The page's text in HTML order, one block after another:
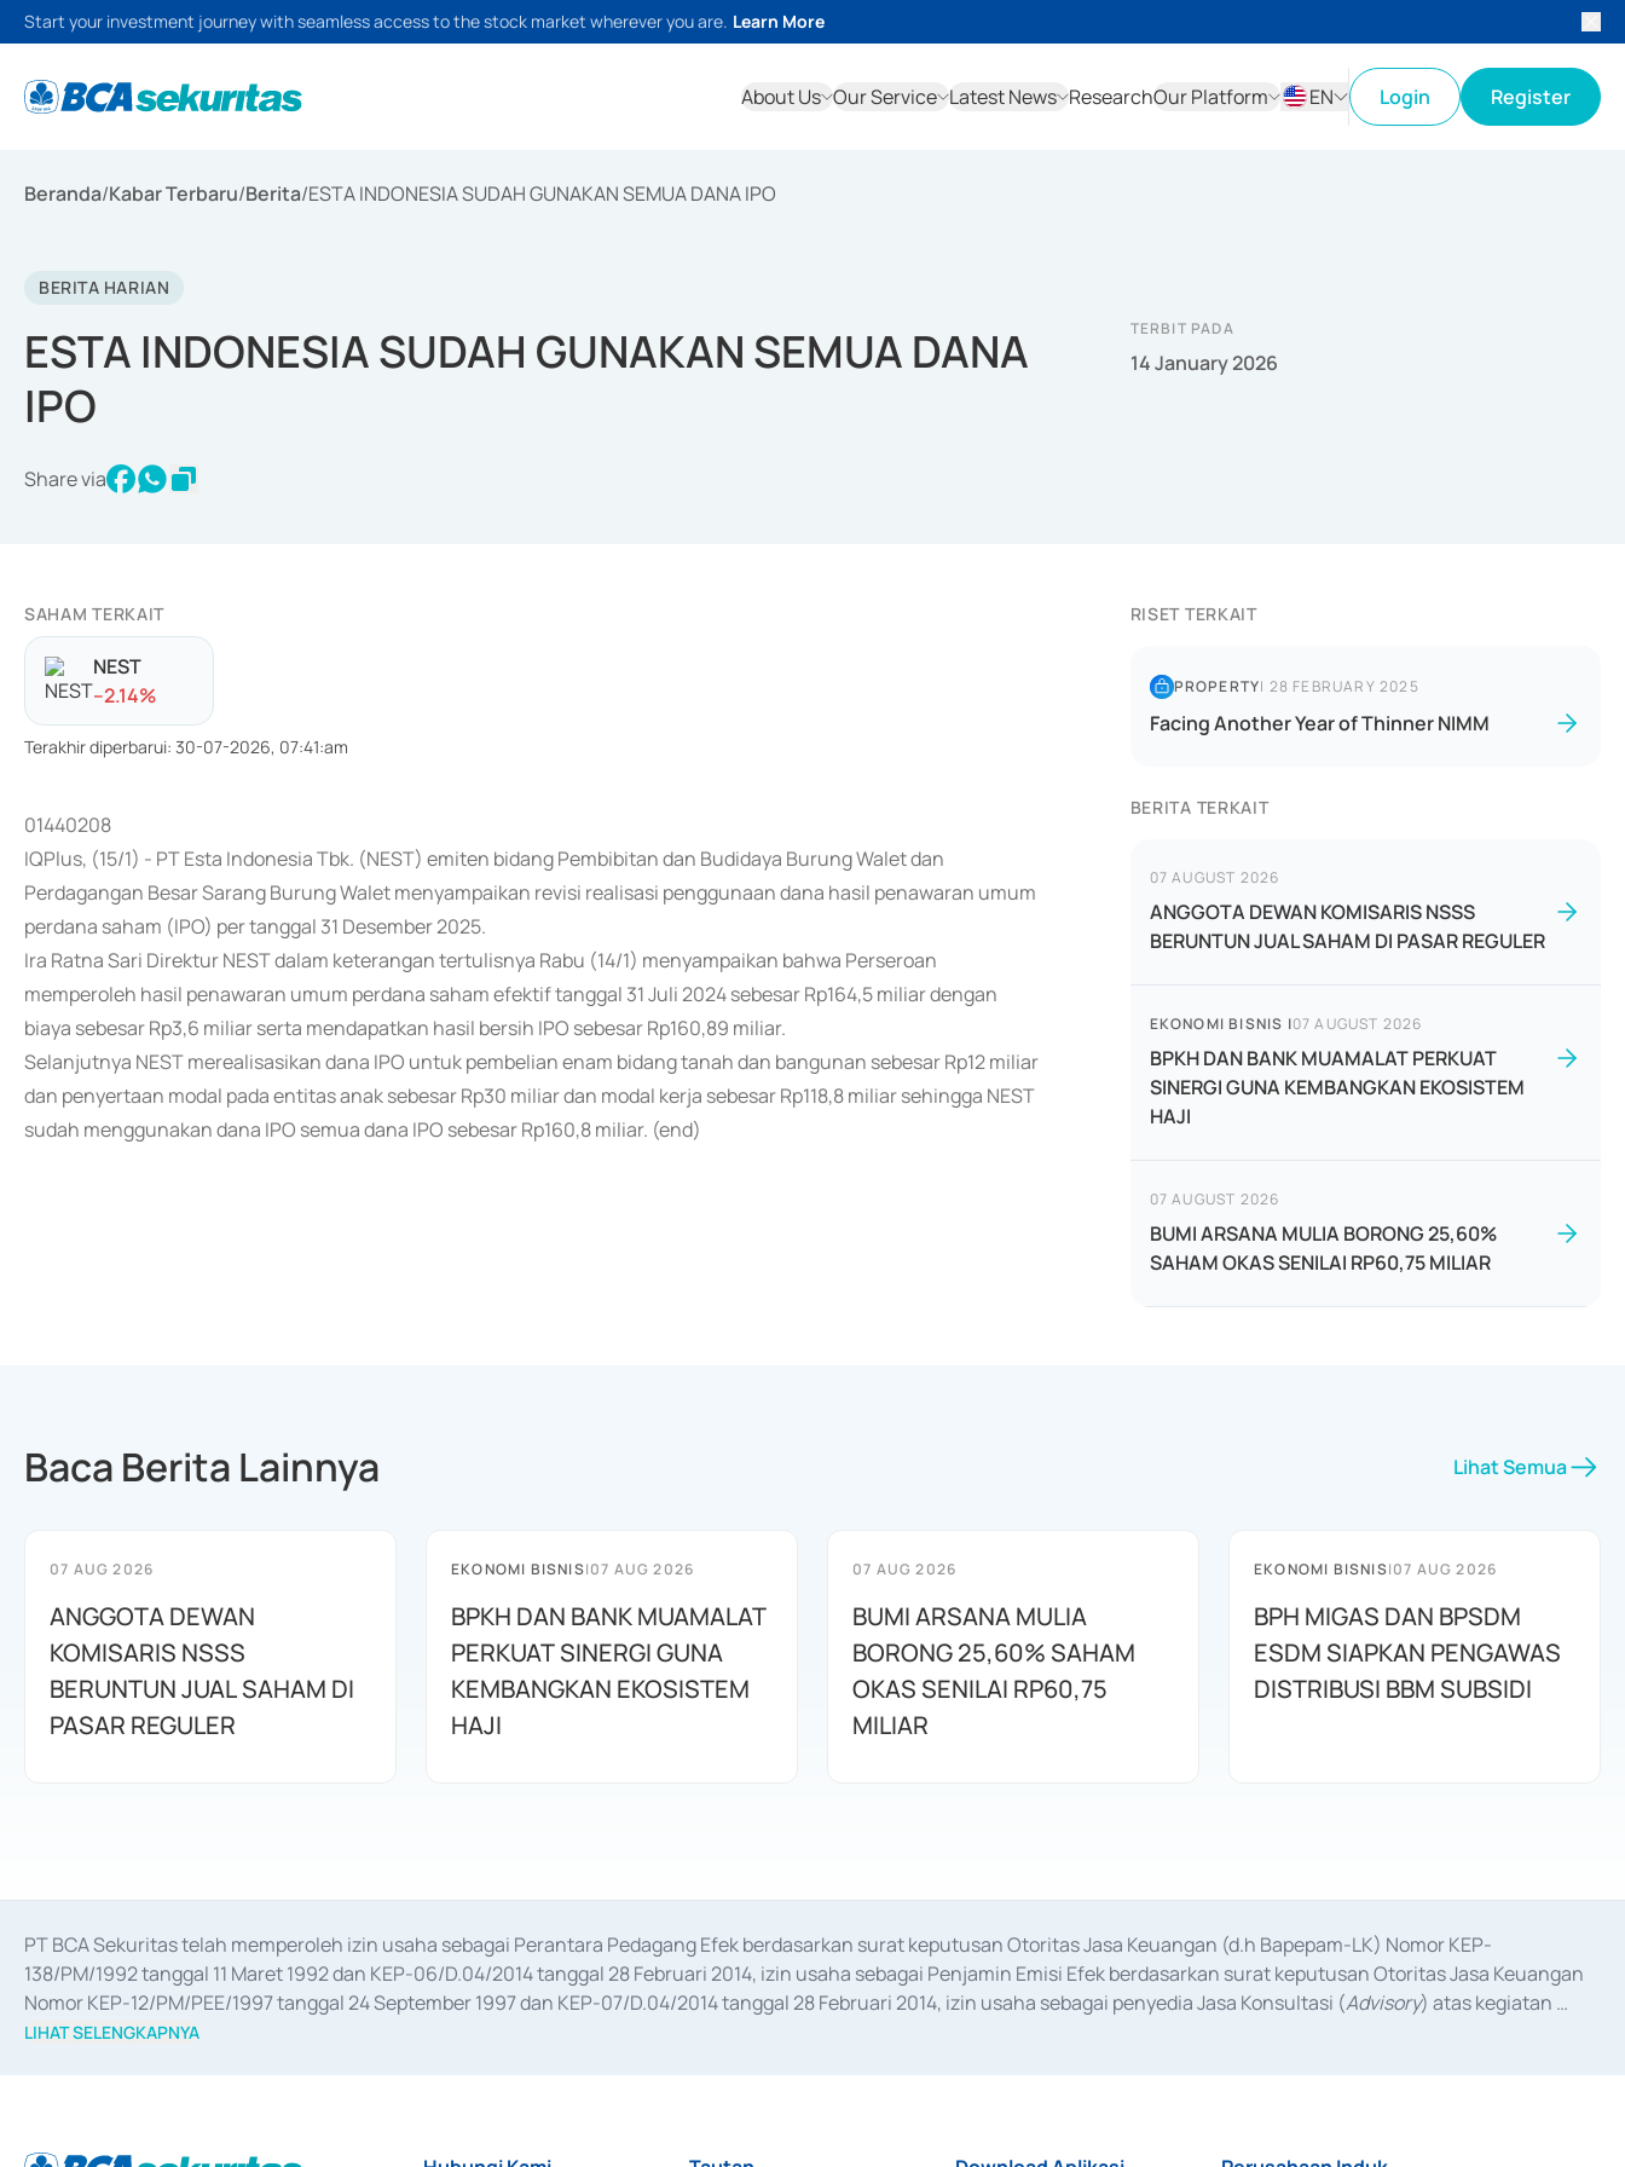
Start your investment journey with seamless access to the stock market wherever you are. Learn More
About Us Our Service Latest News ResearchOur Platform
EN
Login Register
Beranda/Kabar Terbaru/Berita/ESTA INDONESIA SUDAH GUNAKAN SEMUA DANA IPO
BERITA HARIAN
ESTA INDONESIA SUDAH GUNAKAN SEMUA DANA
IPO
Share via
TERBIT PADA
14 January 2026
SAHAM TERKAIT
NEST
--2.14%
Terakhir diperbarui: 30-07-2026, 07:41:am
01440208
IQPlus, (15/1) - PT Esta Indonesia Tbk. (NEST) emiten bidang Pembibitan dan Budidaya Burung Walet dan
Perdagangan Besar Sarang Burung Walet menyampaikan revisi realisasi penggunaan dana hasil penawaran umum
perdana saham (IPO) per tanggal 31 Desember 2025.
Ira Ratna Sari Direktur NEST dalam keterangan tertulisnya Rabu (14/1) menyampaikan bahwa Perseroan
memperoleh hasil penawaran umum perdana saham efektif tanggal 31 Juli 2024 sebesar Rp164,5 miliar dengan
biaya sebesar Rp3,6 miliar serta mendapatkan hasil bersih IPO sebesar Rp160,89 miliar.
Selanjutnya NEST merealisasikan dana IPO untuk pembelian enam bidang tanah dan bangunan sebesar Rp12 miliar
dan penyertaan modal pada entitas anak sebesar Rp30 miliar dan modal kerja sebesar Rp118,8 miliar sehingga NEST
sudah menggunakan dana IPO semua dana IPO sebesar Rp160,8 miliar. (end)
RISET TERKAIT
PROPERTY| 28 FEBRUARY 2025
Facing Another Year of Thinner NIMM
BERITA TERKAIT
07 AUGUST 2026
ANGGOTA DEWAN KOMISARIS NSSS
BERUNTUN JUAL SAHAM DI PASAR REGULER
EKONOMI BISNIS |07 AUGUST 2026
BPKH DAN BANK MUAMALAT PERKUAT
SINERGI GUNA KEMBANGKAN EKOSISTEM
HAJI
07 AUGUST 2026
BUMI ARSANA MULIA BORONG 25,60%
SAHAM OKAS SENILAI RP60,75 MILIAR
Baca Berita Lainnya Lihat Semua
07 AUG 2026
ANGGOTA DEWAN
KOMISARIS NSSS
BERUNTUN JUAL SAHAM DI
PASAR REGULER
EKONOMI BISNIS|07 AUG 2026
BPKH DAN BANK MUAMALAT
PERKUAT SINERGI GUNA
KEMBANGKAN EKOSISTEM
HAJI
07 AUG 2026
BUMI ARSANA MULIA
BORONG 25,60% SAHAM
OKAS SENILAI RP60,75
MILIAR
EKONOMI BISNIS|07 AUG 2026
BPH MIGAS DAN BPSDM
ESDM SIAPKAN PENGAWAS
DISTRIBUSI BBM SUBSIDI
PT BCA Sekuritas telah memperoleh izin usaha sebagai Perantara Pedagang Efek berdasarkan surat keputusan Otoritas Jasa Keuangan (d.h Bapepam-LK) Nomor KEP-
138/PM/1992 tanggal 11 Maret 1992 dan KEP-06/D.04/2014 tanggal 28 Februari 2014, izin usaha sebagai Penjamin Emisi Efek berdasarkan surat keputusan Otoritas Jasa Keuangan
Nomor KEP-12/PM/PEE/1997 tanggal 24 September 1997 dan KEP-07/D.04/2014 tanggal 28 Februari 2014, izin usaha sebagai penyedia Jasa Konsultasi (Advisory) atas kegiatan
merger, akuisisi, divestasi, dan
LIHAT SELENGKAPNYA